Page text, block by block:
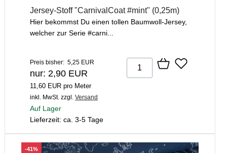
Jersey-Stoff "CarnivalCoat #mint" (0,25m)
Hier bekommst Du einen tollen Baumwoll-Jersey,
welcher zur Serie #carni...
Preis bisher: 5,25 EUR
nur: 2,90 EUR
11,60 EUR pro Meter
inkl. MwSt. zzgl. Versand
Auf Lager
Lieferzeit: ca. 3-5 Tage
-41%